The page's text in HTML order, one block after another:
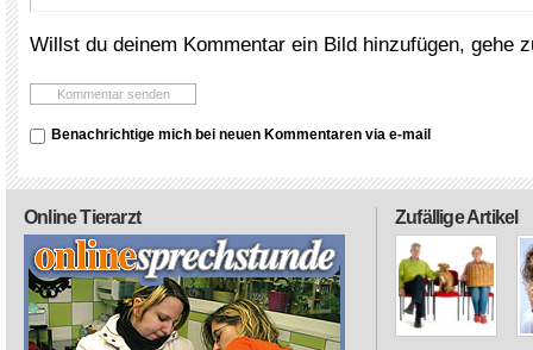
Willst du deinem Kommentar ein Bild hinzufügen, gehe
Benachrichtige mich bei neuen Kommentaren via e-mail
Zufällige Artikel
Online Tierarzt